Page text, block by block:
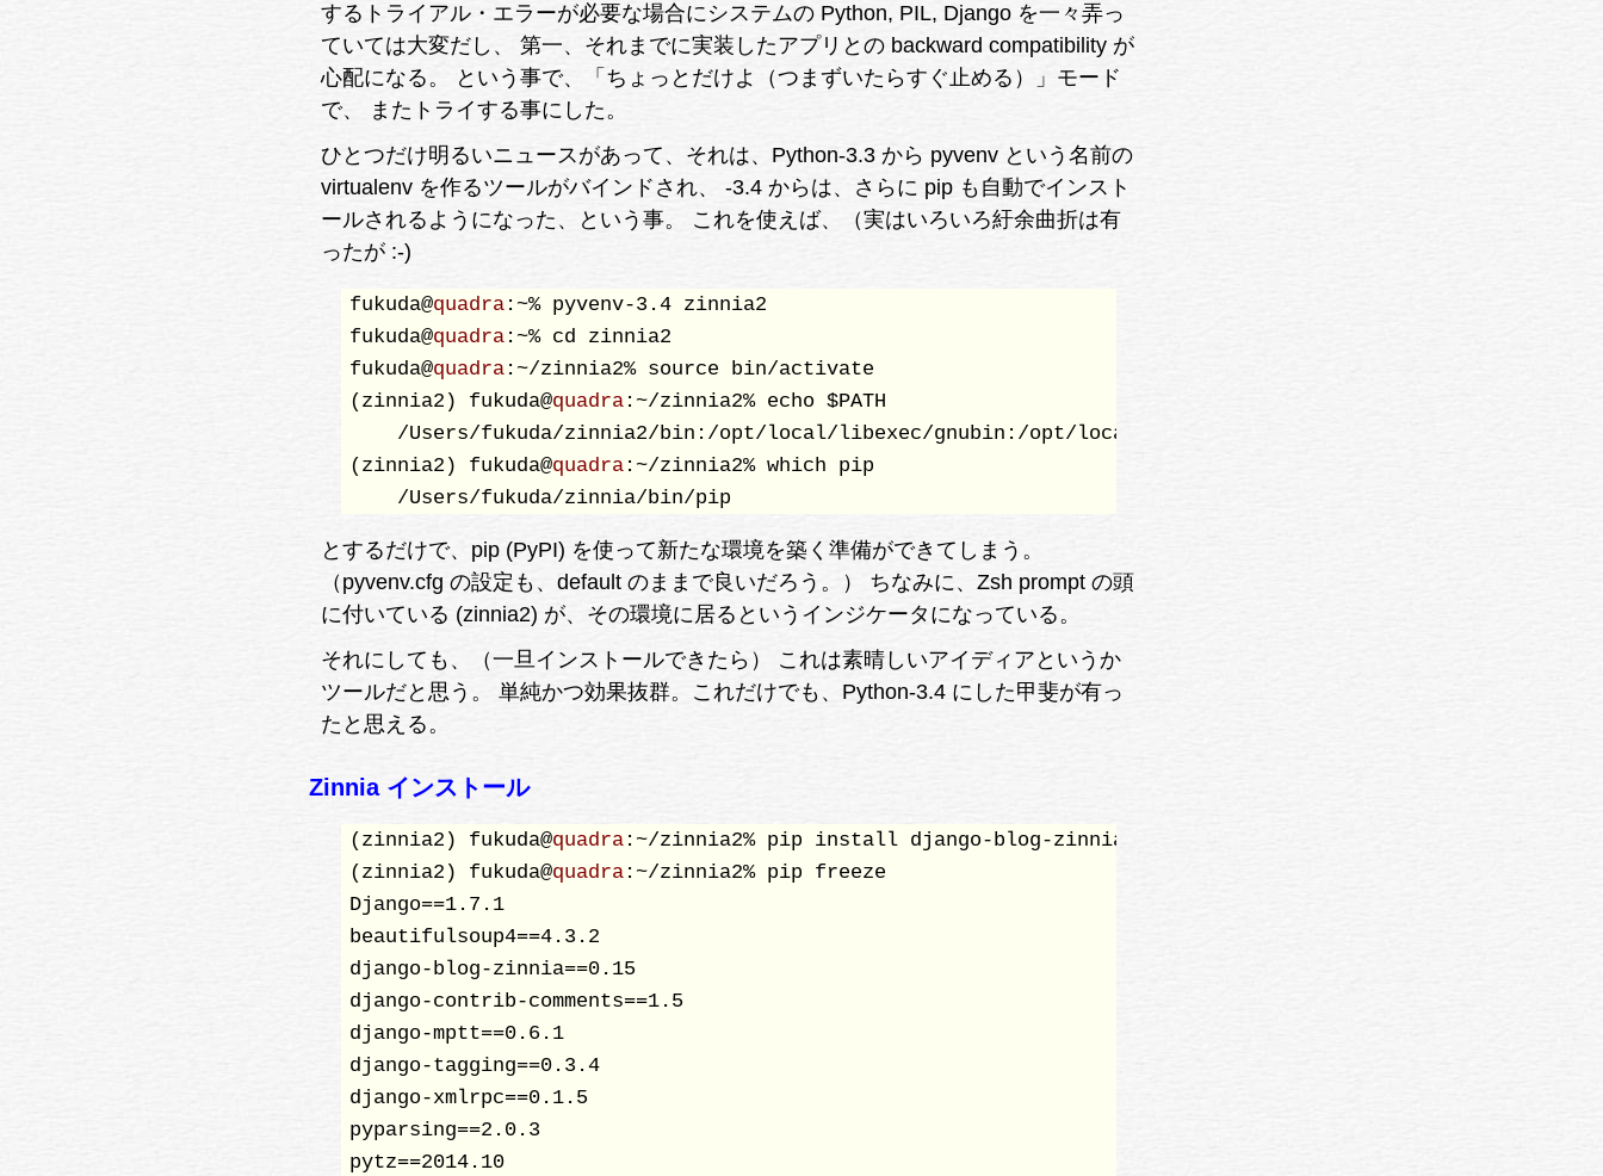
するトライアル・エラーが必要な場合にシステムの Python, PIL, Django を一々弄っ
ていては大変だし、 第一、それまでに実装したアプリとの backward compatibility が
心配になる。 という事で、「ちょっとだけよ（つまずいたらすぐ止める）」モード
で、 またトライする事にした。
ひとつだけ明るいニュースがあって、それは、Python-3.3 から pyvenv という名前の
virtualenv を作るツールがバインドされ、 -3.4 からは、さらに pip も自動でインスト
ールされるようになった、という事。 これを使えば、（実はいろいろ紆余曲折は有
ったが :-)
fukuda@quadra:~% pyvenv-3.4 zinnia2
fukuda@quadra:~% cd zinnia2
fukuda@quadra:~/zinnia2% source bin/activate
(zinnia2) fukuda@quadra:~/zinnia2% echo $PATH
/Users/fukuda/zinnia2/bin:/opt/local/libexec/gnubin:/opt/local/bin:/Users/fukuda/script:/usr/local/
(zinnia2) fukuda@quadra:~/zinnia2% which pip
とするだけで、pip (PyPI) を使って新たな環境を築く準備ができてしまう。
（pyvenv.cfg の設定も、default のままで良いだろう。） ちなみに、Zsh prompt の頭
に付いている (zinnia2) が、その環境に居るというインジケータになっている。
それにしても、（一旦インストールできたら） これは素晴しいアイディアというか
ツールだと思う。 単純かつ効果抜群。これだけでも、Python-3.4 にした甲斐が有っ
たと思える。
Zinnia インストール
(zinnia2) fukuda@quadra:~/zinnia2% pip install django-blog-zinnia  #1
(zinnia2) fukuda@quadra:~/zinnia2% pip freeze
Django==1.7.1
beautifulsoup4==4.3.2
django-blog-zinnia==0.15
django-contrib-comments==1.5
django-mptt==0.6.1
django-tagging==0.3.4
django-xmlrpc==0.1.5
pyparsing==2.0.3
pytz==2014.10